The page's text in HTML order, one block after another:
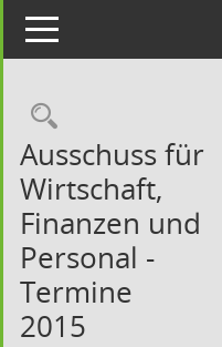
Toggle navigation
Ausschuss für
Wirtschaft,
Finanzen und
Personal -
Termine
2015